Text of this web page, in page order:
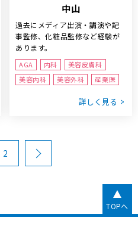
中山
過去にメディア出演・講演や記
事監修、化粧品監修など経験が
あります。
AGA 内科
美容皮膚科
美容内科
美容外科 産業医
詳しく見る
2
TOPへ